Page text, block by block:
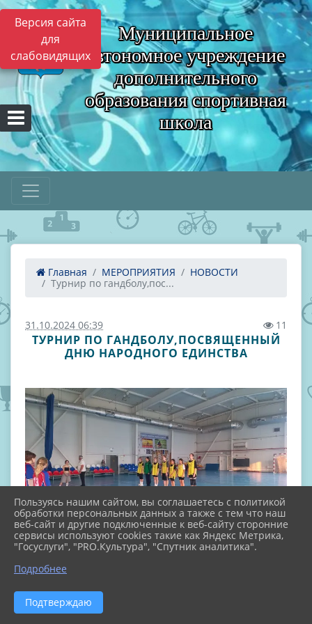
Версия сайта
для
слабовидящих
Муниципальное
автономное учреждение
дополнительного
образования спортивная
школа
Главная МЕРОПРИЯТИЯ
НОВОСТИ
Турнир по гандболу,пос...
31.10.2024 06:39 11
ТУРНИР ПО ГАНДБОЛУ,ПОСВЯЩЕННЫЙ
ДНЮ НАРОДНОГО ЕДИНСТВА
Пользуясь нашим сайтом, вы соглашаетесь с политикой
обработки персональных данных а также с тем что наш
веб-сайт и другие подключенные к веб-сайту сторонние
сервисы используют cookies такие как Яндекс Метрика,
"Госуслуги", "PRO.Культура", "Спутник аналитика".
Подробнее
Подтверждаю